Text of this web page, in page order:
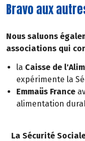
Bravo aux
Nous saluons
associations qui
la Caisse de
expérimente la
Emmaüs France
alimentation
La Sécurité